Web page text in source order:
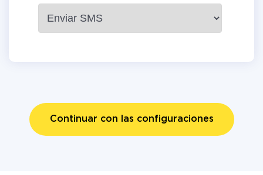
Continuar con las configuraciones